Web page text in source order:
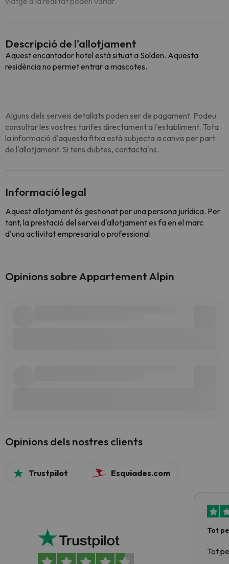
Descripció de l'allotjament
Aquest encantador hotel està situat a Solden. Aquesta
residència no permet entrar a mascotes.
Alguns dels serveis detallats poden ser de pagament. Podeu
consultar les vostres tarifes directament a l'establiment. Tota
la informació d'aquesta fitxa està subjecta a canvis per part
de l'allotjament. Si tens dubtes, contacta'ns.
Informació legal
Aquest allotjament és gestionat per una persona jurídica. Per
tant, la prestació del servei d'allotjament es fa en el marc
d'una activitat empresarial o professional.
Opinions sobre Appartement Alpin
Opinions dels nostres clients
Trustpilot Esquiades.com
Tot
Tot